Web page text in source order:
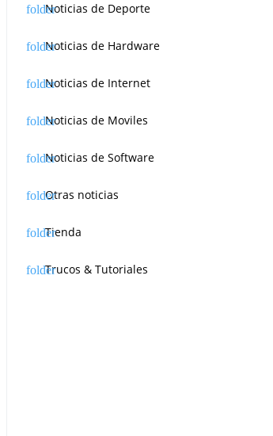
Noticias de Deporte
Noticias de Hardware
Noticias de Internet
Noticias de Moviles
Noticias de Software
Otras noticias
Tienda
Trucos & Tutoriales